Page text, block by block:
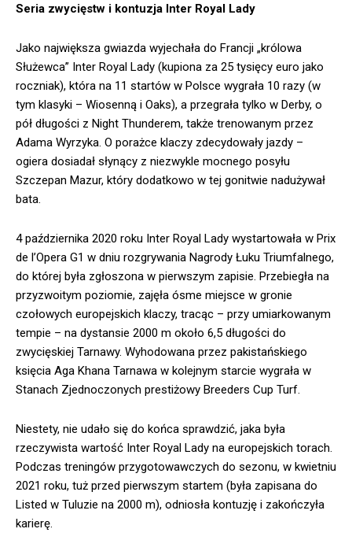
Seria zwycięstw i kontuzja Inter Royal Lady
Jako największa gwiazda wyjechała do Francji „królowa
Służewca” Inter Royal Lady (kupiona za 25 tysięcy euro jako
roczniak), która na 11 startów w Polsce wygrała 10 razy (w
tym klasyki – Wiosenną i Oaks), a przegrała tylko w Derby, o
pół długości z Night Thunderem, także trenowanym przez
Adama Wyrzyka. O porażce klaczy zdecydowały jazdy –
ogiera dosiadał słynący z niezwykle mocnego posyłu
Szczepan Mazur, który dodatkowo w tej gonitwie nadużywał
bata.
4 października 2020 roku Inter Royal Lady wystartowała w Prix
de l’Opera G1 w dniu rozgrywania Nagrody Łuku Triumfalnego,
do której była zgłoszona w pierwszym zapisie. Przebiegła na
przyzwoitym poziomie, zajęła ósme miejsce w gronie
czołowych europejskich klaczy, tracąc – przy umiarkowanym
tempie – na dystansie 2000 m około 6,5 długości do
zwycięskiej Tarnawy. Wyhodowana przez pakistańskiego
księcia Aga Khana Tarnawa w kolejnym starcie wygrała w
Stanach Zjednoczonych prestiżowy Breeders Cup Turf.
Niestety, nie udało się do końca sprawdzić, jaka była
rzeczywista wartość Inter Royal Lady na europejskich torach.
Podczas treningów przygotowawczych do sezonu, w kwietniu
2021 roku, tuż przed pierwszym startem (była zapisana do
Listed w Tuluzie na 2000 m), odniosła kontuzję i zakończyła
karierę.